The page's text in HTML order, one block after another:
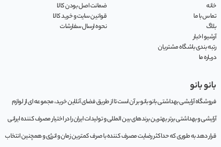
خانه
تماس با ما
بلاگ
آرشیو اخبار
رتبه بندی باشگاه مشتریان
درباره ما
ضمانت اصل بودن کالا
قوانین سایت و خرید کالا
نحوه ارسال سفارشات
بانو بانو
فروشگاه آرایشی بهداشتی بانو بانو بر آن است تا از طریق فضای آنلاین خرید، مجموعه‌ ای از لوازم
آرایشی و بهداشتی برتر بهترین برندهای بین المللی و تولیدات ایران را در اختیار مصرف کننده ایرانی
قرار دهد به طوری که حداکثر رضایت مصرف کننده با صرف کمترین زمان و انرژی و همچنین انتخاب